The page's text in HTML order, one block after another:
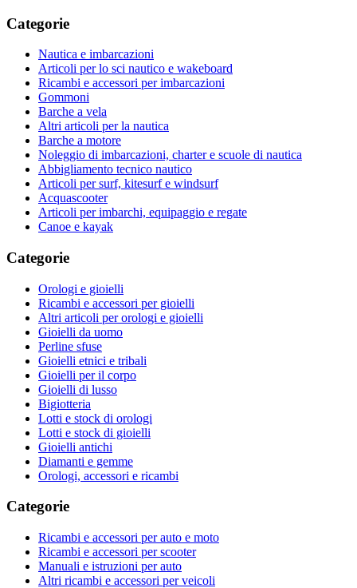
Categorie
Nautica e imbarcazioni
Articoli per lo sci nautico e wakeboard
Ricambi e accessori per imbarcazioni
Gommoni
Barche a vela
Altri articoli per la nautica
Barche a motore
Noleggio di imbarcazioni, charter e scuole di nautica
Abbigliamento tecnico nautico
Articoli per surf, kitesurf e windsurf
Acquascooter
Articoli per imbarchi, equipaggio e regate
Canoe e kayak
Categorie
Orologi e gioielli
Ricambi e accessori per gioielli
Altri articoli per orologi e gioielli
Gioielli da uomo
Perline sfuse
Gioielli etnici e tribali
Gioielli per il corpo
Gioielli di lusso
Bigiotteria
Lotti e stock di orologi
Lotti e stock di gioielli
Gioielli antichi
Diamanti e gemme
Orologi, accessori e ricambi
Categorie
Ricambi e accessori per auto e moto
Ricambi e accessori per scooter
Manuali e istruzioni per auto
Altri ricambi e accessori per veicoli